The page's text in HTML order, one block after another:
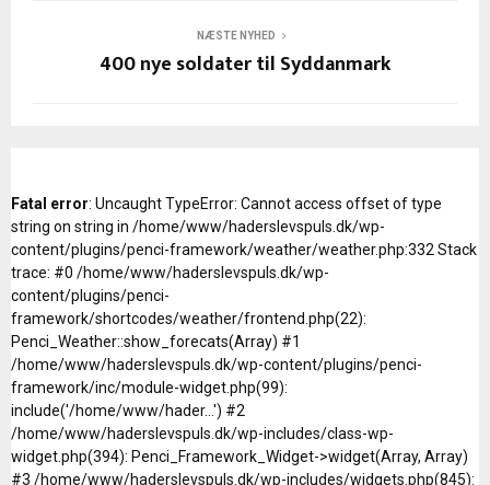
NÆSTE NYHED
400 nye soldater til Syddanmark
Fatal error: Uncaught TypeError: Cannot access offset of type
string on string in /home/www/haderslevspuls.dk/wp-
content/plugins/penci-framework/weather/weather.php:332 Stack
trace: #0 /home/www/haderslevspuls.dk/wp-
content/plugins/penci-
framework/shortcodes/weather/frontend.php(22):
Penci_Weather::show_forecats(Array) #1
/home/www/haderslevspuls.dk/wp-content/plugins/penci-
framework/inc/module-widget.php(99):
include('/home/www/hader...') #2
/home/www/haderslevspuls.dk/wp-includes/class-wp-
widget.php(394): Penci_Framework_Widget->widget(Array, Array)
#3 /home/www/haderslevspuls.dk/wp-includes/widgets.php(845):